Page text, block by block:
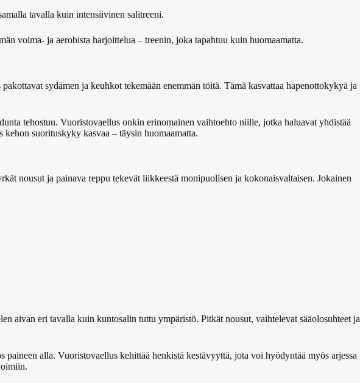
tavalla kuin intensiivinen salitreeni.
voima- ja aerobista harjoittelua – treenin, joka tapahtuu kuin huomaamatta.
sydämen ja keuhkot tekemään enemmän töitä. Tämä kasvattaa hapenottokykyä ja
tehostuu. Vuoristovaellus onkin erinomainen vaihtoehto niille, jotka haluavat yhdistää
suorituskyky kasvaa – täysin huomaamatta.
nousut ja painava reppu tekevät liikkeestä monipuolisen ja kokonaisvaltaisen. Jokainen
aivan eri tavalla kuin kuntosalin tuttu ympäristö. Pitkät nousut, vaihtelevat sääolosuhteet ja
alla. Vuoristovaellus kehittää henkistä kestävyyttä, jota voi hyödyntää myös arjessa